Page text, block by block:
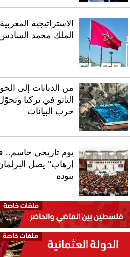
الاستراتيجية
الملك محمد السادس
من الدبابات إلى
الناتو في تركيا
حرب البيانات
يوم تاريخي حاسم..
إرهاب" يصل
بنوده